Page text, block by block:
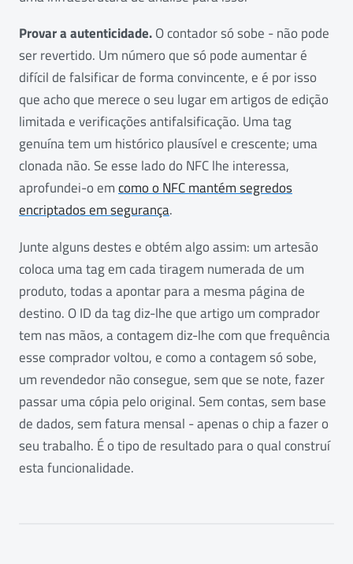
Provar a autenticidade.O contador só sobe - não pode
ser revertido. Um número que só pode aumentar é
difícil de falsificar de forma convincente, e é por isso
que acho que merece o seu lugar em artigos de edição
limitada e verificações antifalsificação. Uma tag
genuína tem um histórico plausível e crescente; uma
clonada não. Se esse lado do NFC lhe interessa,
aprofundei-o emcomo o NFC mantém segredos
encriptados em segurança.
Junte alguns destes e obtém algo assim: um artesão
coloca uma tag em cada tiragem numerada de um
produto, todas a apontar para a mesma página de
destino. O ID da tag diz-lhe que artigo um comprador
tem nas mãos, a contagem diz-lhe com que frequência
esse comprador voltou, e como a contagem só sobe,
um revendedor não consegue, sem que se note, fazer
passar uma cópia pelo original. Sem contas, sem base
de dados, sem fatura mensal - apenas o chip a fazer o
seu trabalho. É o tipo de resultado para o qual construí
esta funcionalidade.